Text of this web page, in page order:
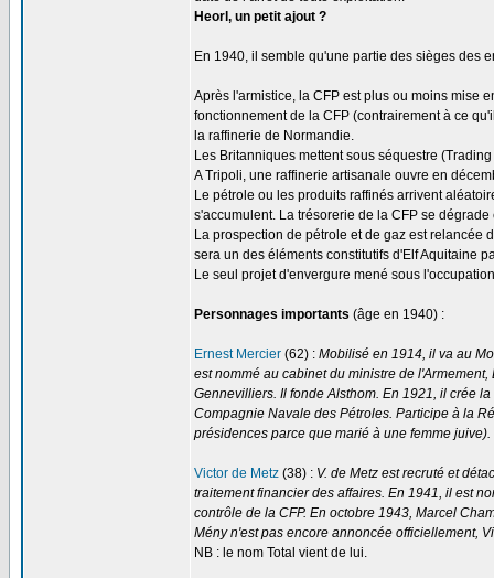
Heorl, un petit ajout ?
En 1940, il semble qu'une partie des sièges des
Après l'armistice, la CFP est plus ou moins mise
fonctionnement de la CFP (contrairement à ce
la raffinerie de Normandie.
Les Britanniques mettent sous séquestre
A Tripoli, une raffinerie artisanale ouvre en
Le pétrole ou les produits raffinés arrivent
s'accumulent. La trésorerie de la CFP se
La prospection de pétrole et de gaz est relancée
sera un des éléments constitutifs d'Elf Aquitaine
Le seul projet d'envergure mené sous
Personnages importants (âge en 1940) :
Ernest Mercier (62) : Mobilisé en 1914, il va au
est nommé au cabinet du ministre de
Gennevilliers. Il fonde Alsthom. En 1921, il crée
Compagnie Navale des Pétroles. Participe à la
présidences parce que marié à une femme juive).
Victor de Metz (38) : V. de Metz est recruté et
traitement financier des affaires. En 1941, il est
contrôle de la CFP. En octobre 1943, Marcel
Mény n'est pas encore annoncée officiellement,
NB : le nom Total vient de lui.